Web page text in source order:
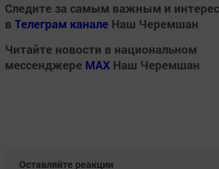
Следите за самым важным и
в Телеграм канале Наш Черемшан
Читайте новости в национальном
мессенджере MАХ Наш Черемшан
Оставляйте реакции